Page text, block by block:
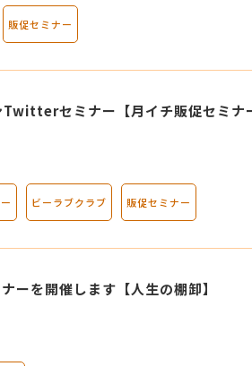
販促セミナー
Twitterセミナー【月イチ販促セミナ
ビーラブクラブ 販促セミナー
ーを開催します【人生の棚卸】